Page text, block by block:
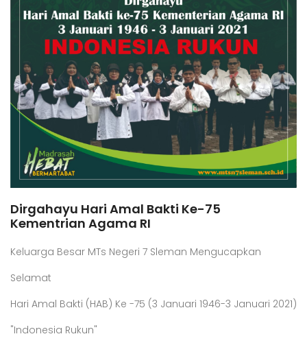
Dirgahayu Hari Amal Bakti Ke-75
Kementrian Agama RI
Keluarga Besar MTs Negeri 7 Sleman Mengucapkan
Selamat
Hari Amal Bakti (HAB) Ke -75 (3 Januari 1946-3 Januari 2021)
"Indonesia Rukun"